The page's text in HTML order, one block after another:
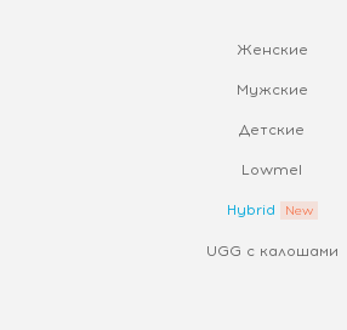
Женские
Мужские
Детские
Lowmel
Hybrid
UGG с калошами